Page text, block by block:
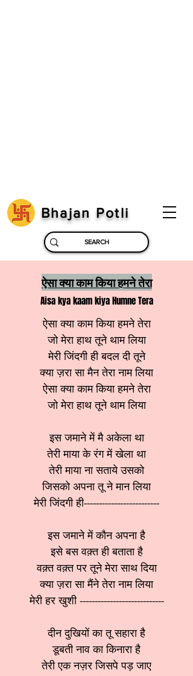
Bhajan Potli
ऐसा क्या काम किया हमने तेरा
Aisa kya kaam kiya Humne Tera
ऐसा क्या काम किया हमने तेरा
जो मेरा हाथ तूने थाम लिया
मेरी जिंदगी ही बदल दी तूने
क्या ज़रा सा मैन तेरा नाम लिया
ऐसा क्या काम किया हमने तेरा
जो मेरा हाथ तूने थाम लिया
इस जमाने में मै अकेला था
तेरी माया के रंग में खेला था
तेरी माया ना सताये उसको
जिसको अपना तू ने मान लिया
मेरी जिंदगी ही-------------------------
इस जमाने में कौन अपना है
इसे बस वक़्त ही बताता है
वक़्त वक़्त पर तूने मेरा साथ दिया
क्या ज़रा सा मैंने तेरा नाम लिया
मेरी हर खुशी ----------------------------
दीन दुखियों का तू सहारा है
डूबती नाव का किनारा है
तेरी एक नज़र जिसपे पड़ जाए